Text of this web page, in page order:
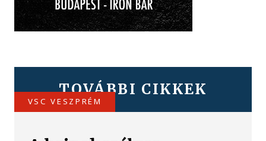
TOVÁBBI CIKKEK
VSC VESZPRÉM